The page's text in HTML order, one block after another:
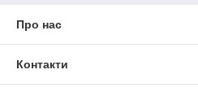
Про нас
Контакти